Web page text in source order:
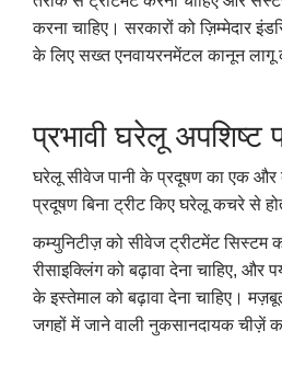
करना चाहिए। सरकारों को ज़िम्मेदार
के लिए सख्त एनवायरनमेंटल कानून लागू
प्रभावी घरेलू अपशिष्ट
घरेलू सीवेज पानी के प्रदूषण का एक और
प्रदूषण बिना ट्रीट किए घरेलू कचरे से
कम्युनिटीज़ को सीवेज ट्रीटमेंट सिस्टम
रीसाइक्लिंग को बढ़ावा देना चाहिए,
के इस्तेमाल को बढ़ावा देना चाहिए।
जगहों में जाने वाली नुकसानदायक चीज़ें